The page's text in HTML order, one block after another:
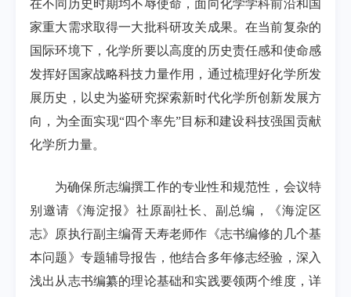
在不同历史时期均不辱使命，面向化学学科前沿和国
家重大需求取得一大批科研攻关成果。在当前复杂的
国际环境下，化学所要以高度的历史责任感和使命感
发挥好国家战略科技力量作用，通过梳理好化学所发
展历史，以史为鉴研究探索新时代化学所创新发展方
向，为全面实现“四个率先”目标和建设科技强国贡献
化学所力量。
为确保所志编撰工作的专业性和规范性，会议特
别邀请《海淀报》社原副社长、副总编，《海淀区
志》原执行副主编胥天寿老师作《志书编修的几个基
本问题》专题辅导报告，他结合多年修志经验，深入
浅出从志书编纂的理论基础和实践要领两个维度，详